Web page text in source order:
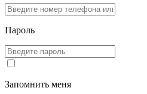
Пароль
Запомнить меня